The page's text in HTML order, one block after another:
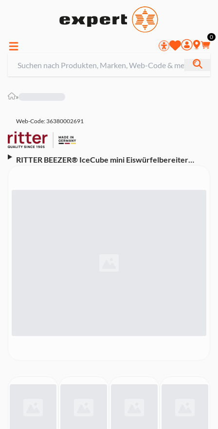
0
»
Web-Code: 36380002691
RITTER BEEZER® IceCube mini Eiswürfelbereiter